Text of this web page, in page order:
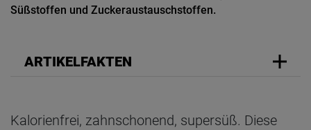
Süßstoffen und Zuckeraustauschstoffen.
ARTIKELFAKTEN
Kalorienfrei, zahnschonend, supersüß. Diese